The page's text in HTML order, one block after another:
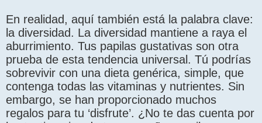
En realidad, aquí también está la palabra clave:
la diversidad. La diversidad mantiene a raya el
aburrimiento. Tus papilas gustativas son otra
prueba de esta tendencia universal. Tú podrías
sobrevivir con una dieta genérica, simple, que
contenga todas las vitaminas y nutrientes. Sin
embargo, se han proporcionado muchos
regalos para tu ‘disfrute’. ¿No te das cuenta por